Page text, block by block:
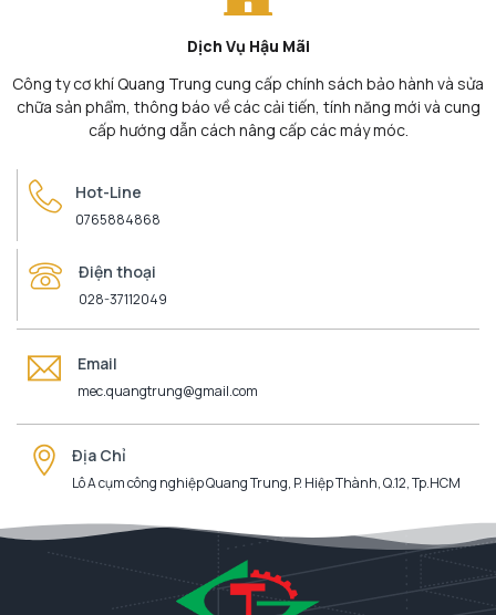
Dịch Vụ Hậu Mãi
Công ty cơ khí Quang Trung cung cấp chính sách bảo hành và sửa
chữa sản phẩm, thông báo về các cải tiến, tính năng mới và cung
cấp hướng dẫn cách nâng cấp các máy móc.
Hot-Line
0765884868
Điện thoại
028-37112049
Email
mec.quangtrung@gmail.com
Địa Chỉ
Lô A cụm công nghiệp Quang Trung, P. Hiệp Thành, Q.12, Tp.HCM